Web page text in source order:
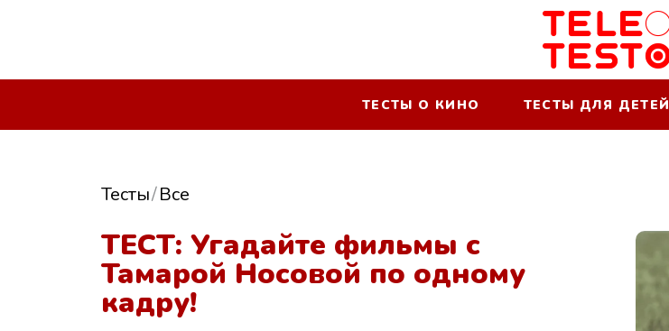
ТЕСТЫ О КИНО ТЕСТЫ ДЛЯ ДЕТЕЙ
Тесты Все
ТЕСТ: Угадайте фильмы с
Тамарой Носовой по одному
кадру!